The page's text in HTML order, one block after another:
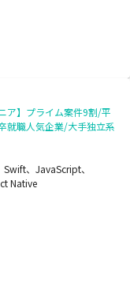
ア】プライム案件9割/平
就職人気企業/大手独立系
、JavaScript、
Native